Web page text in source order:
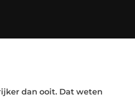
dan ooit. Dat weten